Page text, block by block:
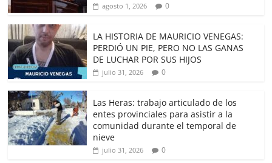
agosto 1, 2026 0
LA HISTORIA DE MAURICIO VENEGAS:
PERDIÓ UN PIE, PERO NO LAS GANAS
DE LUCHAR POR SUS HIJOS
julio 31, 2026 0
Las Heras: trabajo articulado de los
entes provinciales para asistir a la
comunidad durante el temporal de
nieve
julio 31, 2026 0